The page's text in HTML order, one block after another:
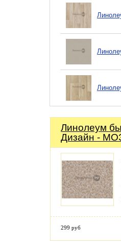
Линолеум
Дизайн -
299 руб